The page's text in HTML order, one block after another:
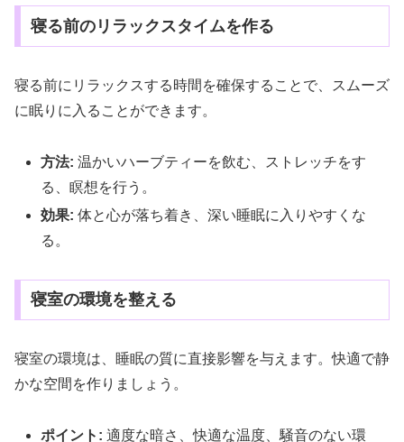
寝る前のリラックスタイムを作る
寝る前にリラックスする時間を確保することで、スムーズ
に眠りに入ることができます。
方法: 温かいハーブティーを飲む、ストレッチをす
る、瞑想を行う。
効果: 体と心が落ち着き、深い睡眠に入りやすくな
る。
寝室の環境を整える
寝室の環境は、睡眠の質に直接影響を与えます。快適で静
かな空間を作りましょう。
ポイント: 適度な暗さ、快適な温度、騒音のない環